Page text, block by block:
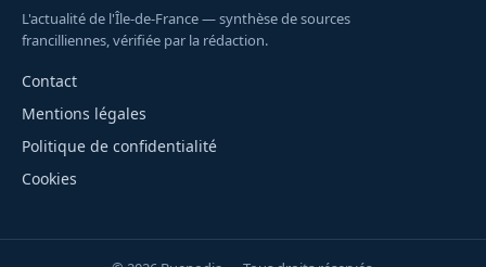
L'actualité de l'Île-de-France — synthèse de sources
francilliennes, vérifiée par la rédaction.
Contact
Mentions légales
Politique de confidentialité
Cookies